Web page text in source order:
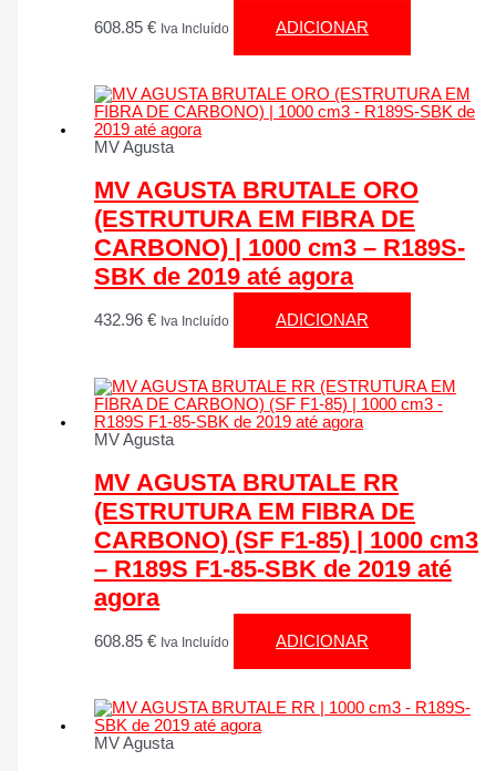
608.85€ Iva Incluído ADICIONAR
MV Agusta
MV AGUSTA BRUTALE ORO
(ESTRUTURA EM FIBRA DE
CARBONO) | 1000 cm3 – R189S-
SBK de 2019 até agora
432.96€ Iva Incluído ADICIONAR
MV Agusta
MV AGUSTA BRUTALE RR
(ESTRUTURA EM FIBRA DE
CARBONO) (SF F1-85) | 1000 cm3
– R189S F1-85-SBK de 2019 até
agora
608.85€ Iva Incluído ADICIONAR
MV Agusta